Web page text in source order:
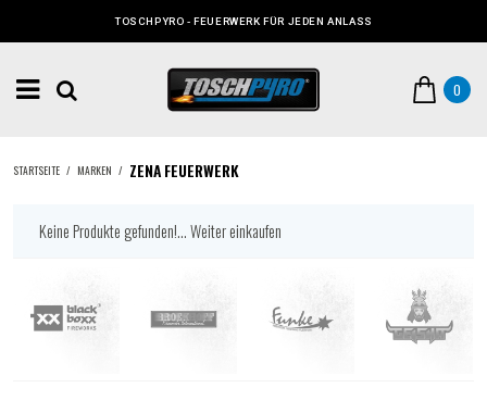
TOSCHPYRO - FEUERWERK FÜR JEDEN ANLASS
0
STARTSEITE / MARKEN / ZENA FEUERWERK
Keine Produkte gefunden!...Weiter einkaufen